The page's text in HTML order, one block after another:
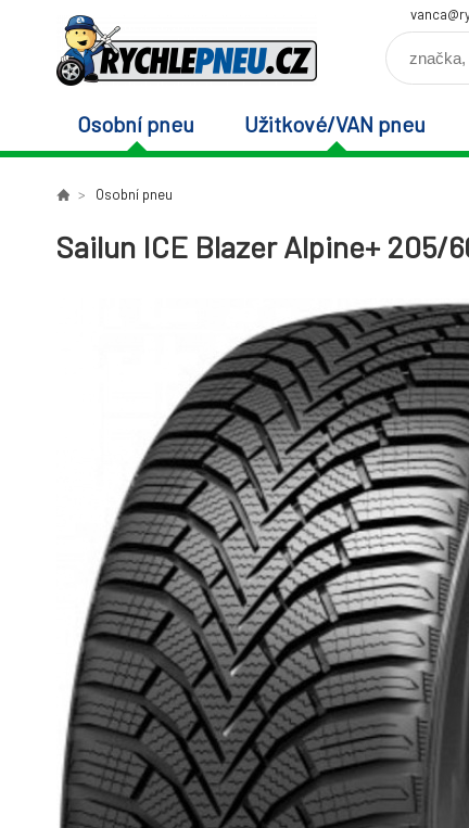
Osobní pneu Užitkové/VAN pneu
Osobní pneu
Sailun ICE Blazer Alpine+ 205/